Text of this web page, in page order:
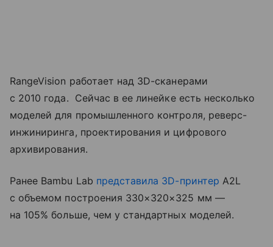
RangeVision работает над 3D-сканерами
с 2010 года. Сейчас в ее линейке есть несколько
моделей для промышленного контроля, реверс-
инжиниринга, проектирования и цифрового
архивирования.
Ранее Bambu Lab представила 3D-принтер A2L
с объемом построения 330×320×325 мм —
на 105% больше, чем у стандартных моделей.